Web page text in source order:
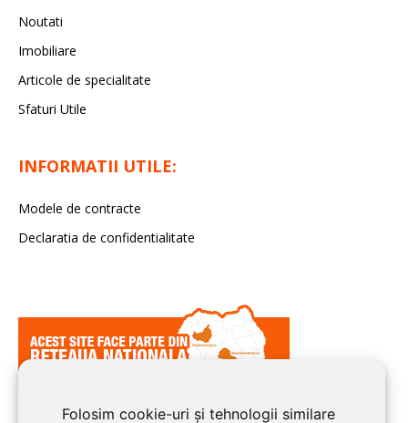
Folosim cookie-uri și tehnologii similare
Noutati
Imobiliare
Articole de specialitate
Sfaturi Utile
INFORMATII UTILE:
Modele de contracte
Declaratia de confidentialitate